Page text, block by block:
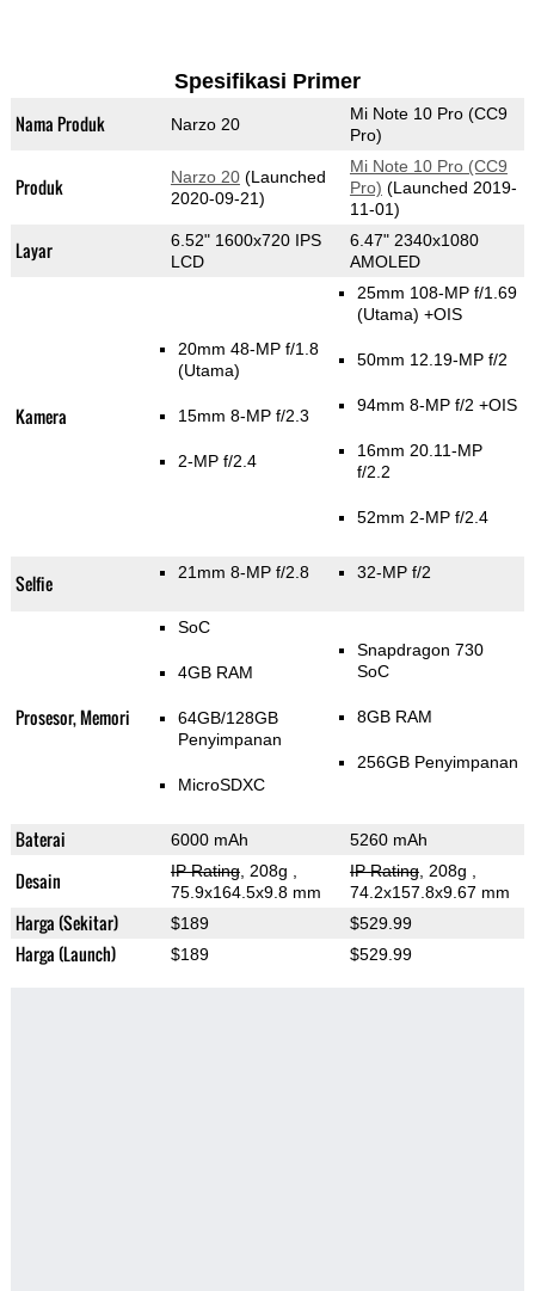
Spesifikasi Primer
Nama Produk Narzo 20
Mi Note 10 Pro (CC9
Pro)
Produk Narzo 20(Launched
2020-09-21)
Mi Note 10 Pro (CC9
Pro) (Launched 2019-
11-01)
Layar
6.52" 1600x720 IPS
LCD
6.47" 2340x1080
AMOLED
Kamera
20mm 48-MP f/1.8
(Utama)
15mm 8-MP f/2.3
2-MP f/2.4
25mm 108-MP f/1.69
(Utama) +OIS
50mm 12.19-MP f/2
94mm 8-MP f/2 +OIS
16mm 20.11-MP
f/2.2
52mm 2-MP f/2.4
Selfie 21mm 8-MP f/2.8 32-MP f/2
Prosesor, Memori
SoC
4GB RAM
64GB/128GB
Penyimpanan
MicroSDXC
Snapdragon 730
SoC
8GB RAM
256GB Penyimpanan
Baterai 6000 mAh 5260 mAh
Desain IP Rating, 208g
75.9x164.5x9.8 mm
IP Rating, 208g
74.2x157.8x9.67 mm
Harga (Sekitar) $189 $529.99
Harga (Launch) $189 $529.99